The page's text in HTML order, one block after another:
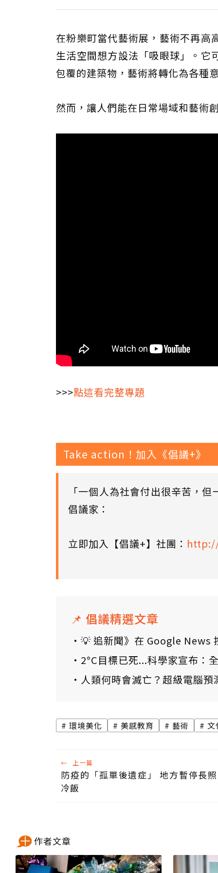
在粉樂町當代藝術展，藝術不再高
生活空間想方設法「吸眼球」。它
包覆的建築物，藝術將轉化為各種
然而，讓人們能在日常場域和藝術
>>>點這看完整專題
Take action！加入《倡議+》
「一個人為社會付出很辛苦，
倡議家：
立即加入【倡議+】社團：
📌 倡議精選文章
💡 追新聞》在 Google News
2°C目標已死...科學家宣布：
人類何時會滅亡？超級電腦
環境美化 美感教育 藝術 文
← 上一篇
防疫的「孤單後遺症」 地方暫停長
冷飯
作者文章